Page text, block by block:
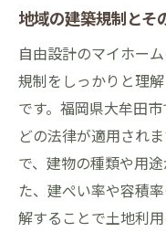
地域の建築規制とそ
自由設計のマイホー
規制をしっかりと理
です。福岡県大牟田
どの法律が適用され
で、建物の種類や用
た、建ぺい率や容積
解することで土地利